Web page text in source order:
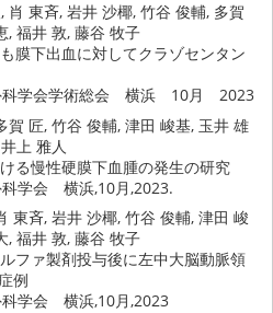
肖 東斉, 岩井 沙椰, 竹谷 俊輔, 多賀
, 福井 敦, 藤谷 牧子
膜下出血に対してクラゾセンタン
科学会学術総会 横浜 10月 2023
賀 匠, 竹谷 俊輔, 津田 峻基, 玉井 雄
上 雅人
る慢性硬膜下血腫の発生の研究
学会 横浜,10月,2023.
東斉, 岩井 沙椰, 竹谷 俊輔, 津田 峻
, 福井 敦, 藤谷 牧子
ファ製剤投与後に左中大脳動脈領
例
科学会 横浜,10月,2023